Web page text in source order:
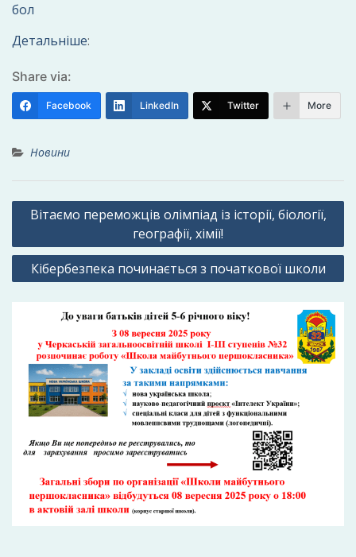
бол
Детальніше:
Share via:
Facebook LinkedIn Twitter More
Новини
Навігація
Вітаємо переможців олімпіад із історії, біології,
географії, хімії!
Кібербезпека починається з початкової школи